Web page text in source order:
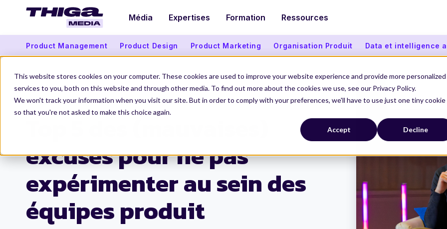
This website stores cookies on your computer. These cookies are used to improve your website experience and provide more personalized
services to you, both on this website and through other media. To find out more about the cookies we use, see our Privacy Policy.
We won't track your information when you visit our site. But in order to comply with your preferences, we'll have to use just one tiny cookie
so that you're not asked to make this choice again.
Accept Decline
Média Expertises Formation Ressources
Product Management Product Design Product Marketing Organisation Produit Data et intelligence
Thiga Media La Product Conf 2024 Top 5 des excuses pour ne pas expérimenter au sein des équipes produit
Top 5 des (mauvaises)
excuses pour ne pas
expérimenter au sein des
équipes produit